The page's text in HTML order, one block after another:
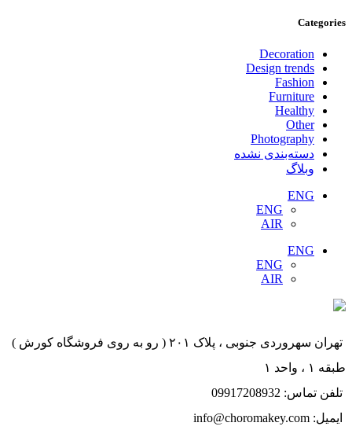
Categories
Decoration
Design trends
Fashion
Furniture
Healthy
Other
Photography
دسته‌بندی نشده
وبلاگ
ENG
ENG
AIR
ENG
ENG
AIR
تهران سهروردی جنوبی ، پلاک ۲۰۱ ( رو به روی فروشگاه کورش )
طبقه ۱ ، واحد ۱
تلفن تماس: 09917208932
ایمیل: info@choromakey.com